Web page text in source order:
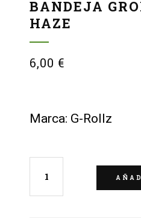
BANDEJA
HAZE
6,00 €
Marca: G-Rollz